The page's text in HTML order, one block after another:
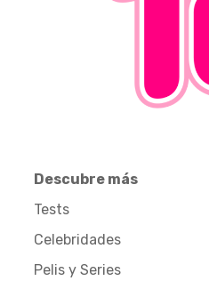
Descubre más
Tests
Celebridades
Pelis y Series